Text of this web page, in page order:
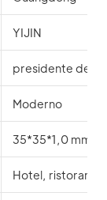
YIJIN
presidente del
Moderno
35*35*1,0 mm o
Hotel,